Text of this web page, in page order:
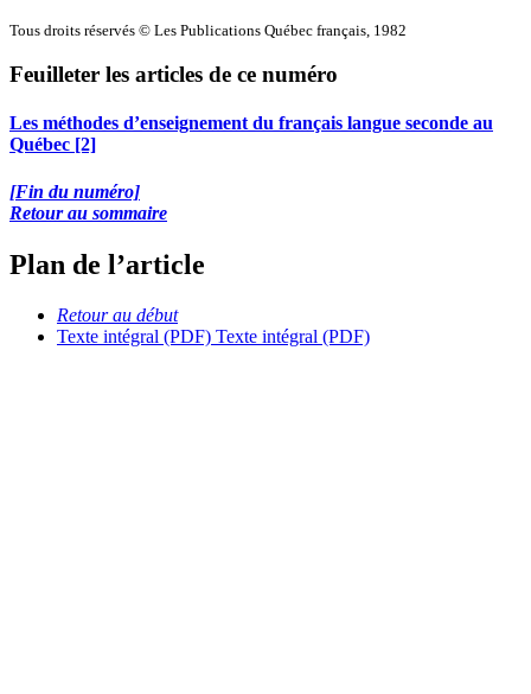
Tous droits réservés © Les Publications Québec français, 1982
Feuilleter les articles de ce numéro
Les méthodes d’enseignement du français langue seconde au
Québec [2]
[Fin du numéro]
Retour au sommaire
Plan de l’article
Retour au début
Texte intégral (PDF) Texte intégral (PDF)